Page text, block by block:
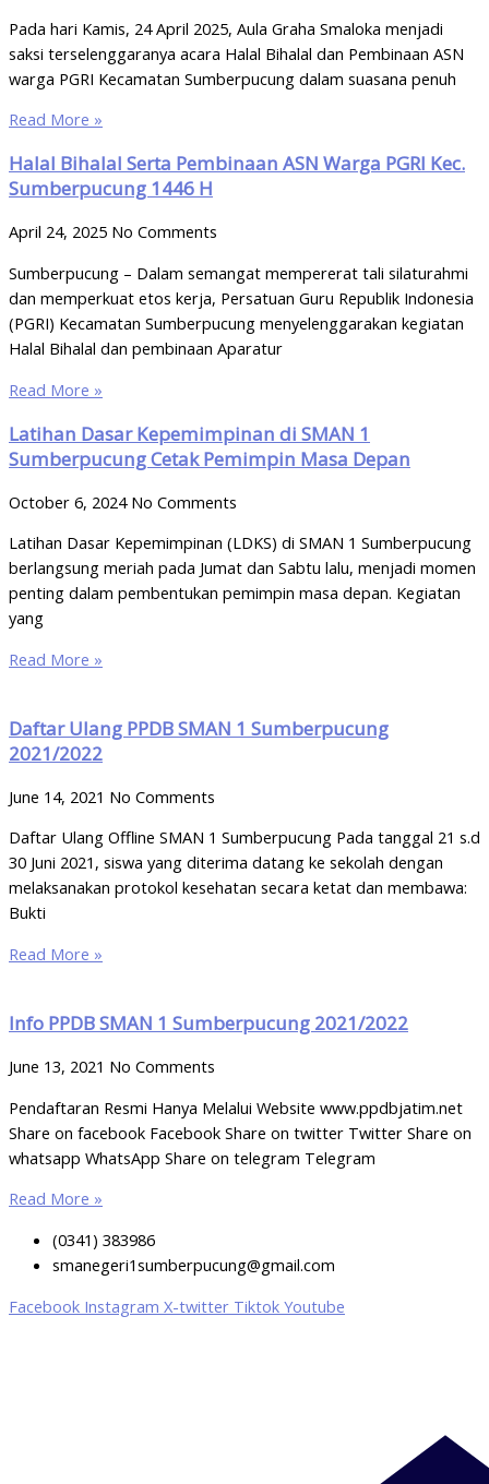
Pada hari Kamis, 24 April 2025, Aula Graha Smaloka menjadi
saksi terselenggaranya acara Halal Bihalal dan Pembinaan ASN
warga PGRI Kecamatan Sumberpucung dalam suasana penuh
Read More »
Halal Bihalal Serta Pembinaan ASN Warga PGRI Kec.
Sumberpucung 1446 H
April 24, 2025 No Comments
Sumberpucung – Dalam semangat mempererat tali silaturahmi
dan memperkuat etos kerja, Persatuan Guru Republik Indonesia
(PGRI) Kecamatan Sumberpucung menyelenggarakan kegiatan
Halal Bihalal dan pembinaan Aparatur
Read More »
Latihan Dasar Kepemimpinan di SMAN 1
Sumberpucung Cetak Pemimpin Masa Depan
October 6, 2024 No Comments
Latihan Dasar Kepemimpinan (LDKS) di SMAN 1 Sumberpucung
berlangsung meriah pada Jumat dan Sabtu lalu, menjadi momen
penting dalam pembentukan pemimpin masa depan. Kegiatan
yang
Read More »
Daftar Ulang PPDB SMAN 1 Sumberpucung
2021/2022
June 14, 2021 No Comments
Daftar Ulang Offline SMAN 1 Sumberpucung Pada tanggal 21 s.d
30 Juni 2021, siswa yang diterima datang ke sekolah dengan
melaksanakan protokol kesehatan secara ketat dan membawa:
Bukti
Read More »
Info PPDB SMAN 1 Sumberpucung 2021/2022
June 13, 2021 No Comments
Pendaftaran Resmi Hanya Melalui Website www.ppdbjatim.net
Share on facebook Facebook Share on twitter Twitter Share on
whatsapp WhatsApp Share on telegram Telegram
Read More »
(0341) 383986
smanegeri1sumberpucung@gmail.com
Facebook Instagram X-twitter Tiktok Youtube